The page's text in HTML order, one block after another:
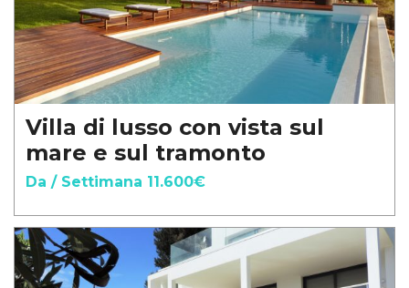
Villa di lusso con vista sul
mare e sul tramonto
Da / Settimana 11.600€